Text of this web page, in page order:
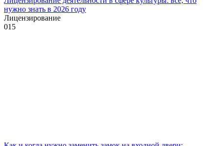
нужно знать в 2026 году
Лицензирование
015